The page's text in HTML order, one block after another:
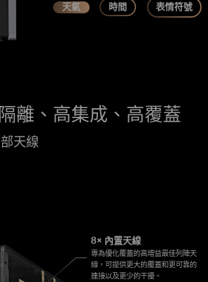
天氣 時間 表情符號
離、高集成、高覆蓋
天線
8× 內置天線
專為優化覆蓋的高增益最佳列陣天
線，可提供更大的覆蓋和更可靠的
連接以及更少的干擾。